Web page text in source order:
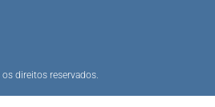
direitos reservados.